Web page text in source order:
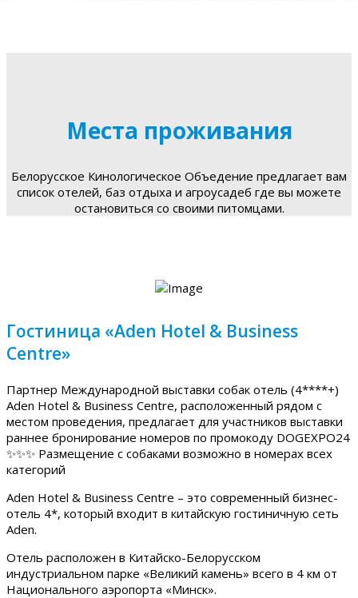
Места проживания
Белорусское Кинологическое Объедение предлагает вам
список отелей, баз отдыха и агроусадеб где вы можете
остановиться со своими питомцами.
Гостиница «Aden Hotel & Business
Centre»
Партнер Международной выставки собак отель (4****+)
Aden Hotel & Business Centre, расположенный рядом с
местом проведения, предлагает для участников выставки
раннее бронирование номеров по промокоду DOGEXPO24
✨✨✨ Размещение с собаками возможно в номерах всех
категорий
Aden Hotel & Business Centre – это современный бизнес-
отель 4*, который входит в китайскую гостиничную сеть
Aden.
Отель расположен в Китайско-Белорусском
индустриальном парке «Великий камень» всего в 4 км от
Национального аэропорта «Минск».